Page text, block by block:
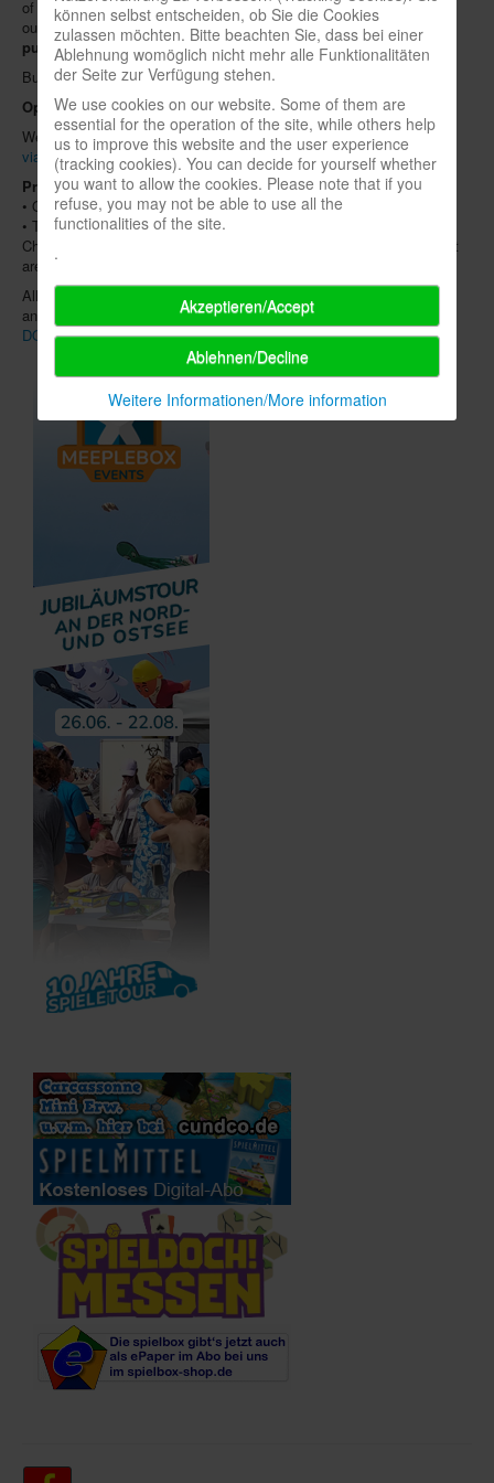
of new and older games, have them explained to you and try them
out. The event is rounded off byflea market, merchant and
publisher booths.
Bus route 5 runs every half hour directly to the fair and back.
Opening hours:Saturday & Sunday 10 a.m. - 6 p.m.
We recommend that you buy your tickets in advancein our shop
via eventim, which will save you money and time!
Presale prices:
• One-day ticket: 12 €
• Two-day ticket: 20 €
Children under the age of 10 accompanied by their family or a parent
are admitted free of charge.
All further information about the show, such as the list of exhibitors
and new products as well as the events, can be found on the
DOCH!-website.
können selbst entscheiden, ob Sie die Cookies
zulassen möchten. Bitte beachten Sie, dass bei einer
Ablehnung womöglich nicht mehr alle Funktionalitäten
der Seite zur Verfügung stehen.
We use cookies on our website. Some of them are
essential for the operation of the site, while others help
us to improve this website and the user experience
(tracking cookies). You can decide for yourself whether
you want to allow the cookies. Please note that if you
refuse, you may not be able to use all the
functionalities of the site.
.
Akzeptieren/Accept
Ablehnen/Decline
Weitere Informationen/More information